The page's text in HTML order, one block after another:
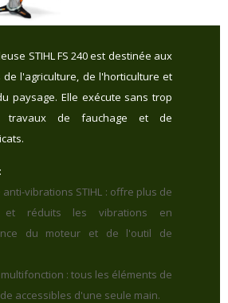
STIHL FS 240 est destinée aux
l'agriculture, de l'horticulture et
paysage. Elle exécute sans trop
travaux de fauchage et de
anti-vibrations STIHL : offre plus de
et réduits les vibrations en
du moteur et de l'outil de
: tous les éléments de
accessibles d'une seule main.